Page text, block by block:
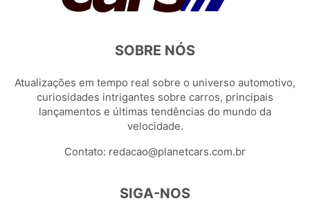
SOBRE NÓS
Atualizações em tempo real sobre o universo automotivo,
curiosidades intrigantes sobre carros, principais
lançamentos e últimas tendências do mundo da
velocidade.
Contato: redacao@planetcars.com.br
SIGA-NOS